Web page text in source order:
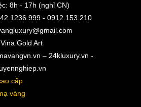
8h - 17h (nghỉ CN)
- 0912.153.210
Gold Art
– 24kluxury.vn -
cấp
vàng